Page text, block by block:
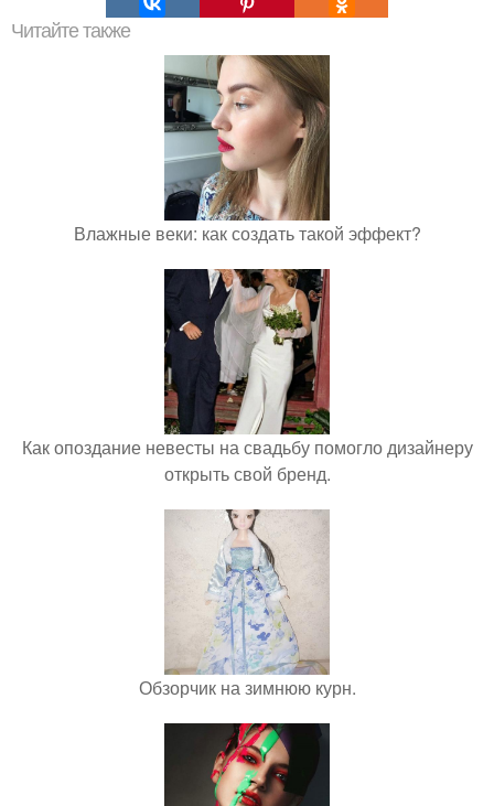
Читайте также
Влажные веки: как создать такой эффект?
Как опоздание невесты на свадьбу помогло дизайнеру
открыть свой бренд.
Обзорчик на зимнюю курн.